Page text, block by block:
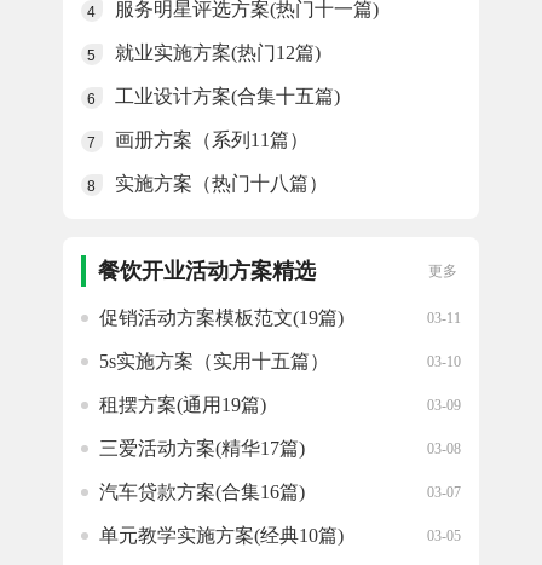
4 服务明星评选方案(热门十一篇)
5 就业实施方案(热门12篇)
6 工业设计方案(合集十五篇)
7 画册方案（系列11篇）
8 实施方案（热门十八篇）
餐饮开业活动方案精选 更多
促销活动方案模板范文(19篇) 03-11
5s实施方案（实用十五篇） 03-10
租摆方案(通用19篇) 03-09
三爱活动方案(精华17篇) 03-08
汽车贷款方案(合集16篇) 03-07
单元教学实施方案(经典10篇) 03-05